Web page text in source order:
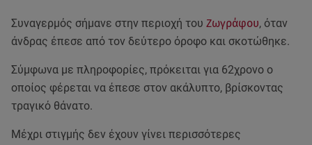
Συναγερμός σήμανε στην περιοχή του Ζωγράφου, όταν
άνδρας έπεσε από τον δεύτερο όροφο και σκοτώθηκε.
Σύμφωνα με πληροφορίες, πρόκειται για 62χρονο ο
οποίος φέρεται να έπεσε στον ακάλυπτο, βρίσκοντας
τραγικό θάνατο.
Mέχρι στιγμής δεν έχουν γίνει περισσότερες